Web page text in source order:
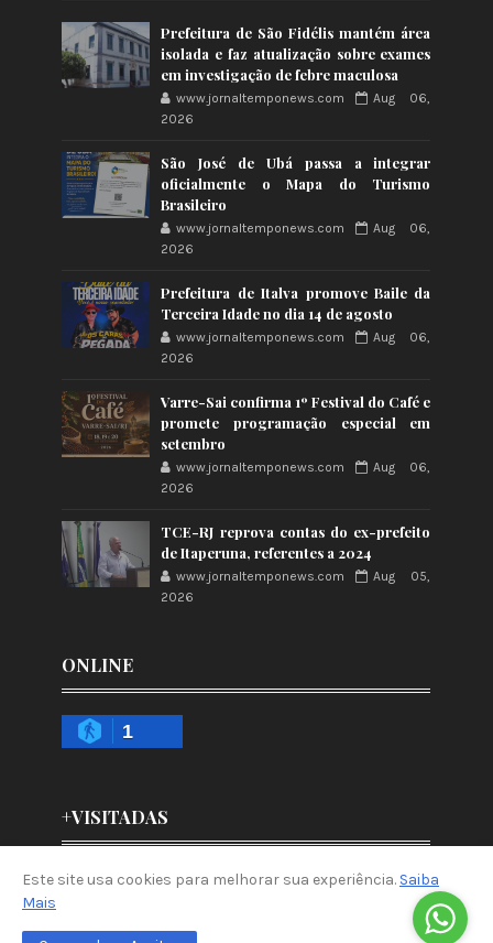
Prefeitura de São Fidélis mantém área
isolada e faz atualização sobre exames
em investigação de febre maculosa
www.jornaltemponews.com
Aug 06,
2026
São José de Ubá passa a integrar
oficialmente o Mapa do Turismo
Brasileiro
www.jornaltemponews.com
Aug 06,
2026
Prefeitura de Italva promove Baile da
Terceira Idade no dia 14 de agosto
www.jornaltemponews.com
Aug 06,
2026
Varre-Sai confirma 1º Festival do Café e
promete programação especial em
setembro
www.jornaltemponews.com
Aug 06,
2026
TCE-RJ reprova contas do ex-prefeito
de Itaperuna, referentes a 2024
www.jornaltemponews.com
Aug 05,
2026
ONLINE
1
+VISITADAS
Este site usa cookies para melhorar sua experiência. Saiba
Mais